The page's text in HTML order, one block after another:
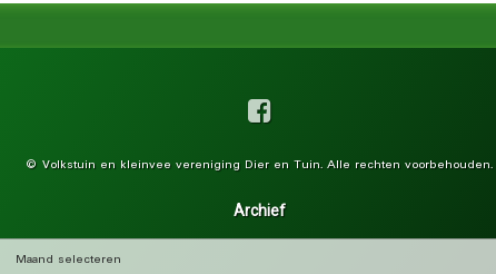
Facebook
© Volkstuin en kleinvee vereniging Dier en Tuin. Alle rechten voorbehouden.
Archief